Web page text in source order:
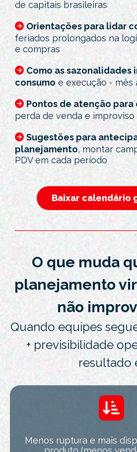
de capitais brasileiras
Orientações para lidar
feriados prolongados na
e compras
Como as sazonalidades
consumo e execução - mês
Pontos de atenção
perda de venda e improviso
Sugestões para
planejamento, montar
PDV em cada período
Baixar calendário
O que muda
planejamento
não
Quando equipes
+ previsibilidade
resultado
Menos ruptura e mais